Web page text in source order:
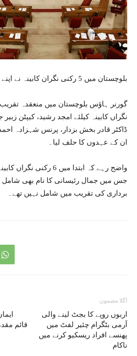
بلوچستان میں 5 رکنی نگران کابینہ نے اپنے عہدوں کا حلف اٹھا لیا۔
گورنر ہاؤس بلوچستان میں منعقدہ
نگراں کابینہ کیلئے امجد رشید، کیپٹن
ڈاکٹر قادر بخش بزدار، پرنس شہزادہ
ان کے عہدوں کا حلف لیا۔
واضح رہے کہ ابتدا میں 6
جس میں جمال رئیسانی کا نام بھی شامل
برداری کی تقریب میں شامل نہیں تھے۔
قائم
اگلا مضمون
اربوں روپے کا بجٹ لینے والی
آرمی بٹگرام چئیر لفٹ میں
پھنسے افراد ریسکیو کرنے میں
ناکام